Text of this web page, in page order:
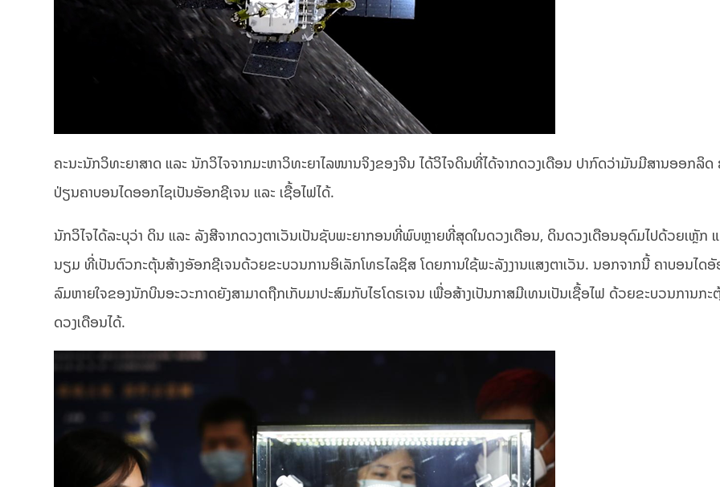
ຄະນະນັກວິທະຍາສາດ ແລະ ນັກວິໄຈຈາກມະຫາວິທະຍາໄລໜານຈິງຂອງຈີນ ໄດ້ວິໄຈດິນທີ່ໄດ້ຈາກດວງເດືອນ ປາກົດວ່າມັນມີສານອອກລິດ
ປ່ຽນຄາບອນໄດອອກໄຊເປັນອັອກຊີເຈນ ແລະ ເຊື້ອໄຟໄດ້.
ນັກວິໄຈໄດ້ລະບຸວ່າ ດິນ ແລະ ລັງສີຈາກດວງຕາເວັນເປັນຊັບພະຍາກອນທີ່ພົບຫຼາຍທີ່ສຸດໃນດວງເດືອນ, ດິນດວງເດືອນອຸດົມໄປດ້ວຍເຫຼັກ
ນຽມ ທີ່ເປັນຕົວກະຕຸ້ນສ້າງອັອກຊີເຈນດ້ວຍຂະບວນການອິເລັກໂທຣໄລຊິສ ໂດຍການໃຊ້ພະລັງງານແສງຕາເວັນ. ນອກຈາກນີ້ ຄາບອນໄດອັ
ລົມຫາຍໃຈຂອງນັກບິນອະວະກາດຍັງສາມາດຖືກເກັບມາປະສົມກັບໄຮໂດຣເຈນ ເພື່ອສ້າງເປັນກາສມີເທນເປັນເຊື້ອໄຟ ດ້ວຍຂະບວນການກ
ດວງເດືອນໄດ້.